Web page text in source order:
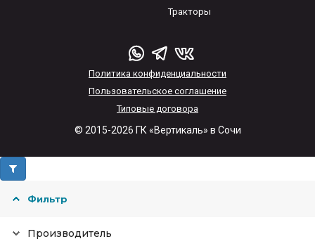
Тракторы
Политика конфиденциальности
Пользовательское соглашение
Типовые договора
© 2015-2026 ГК «Вертикаль» в Сочи
Фильтр
Производитель